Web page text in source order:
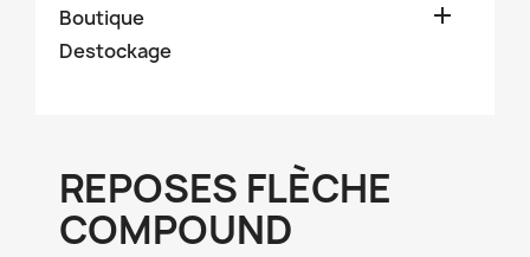
Boutique 
Destockage
REPOSES FLÈCHE
COMPOUND